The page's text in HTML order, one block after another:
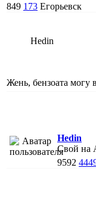
849 173 Егорьевск
Hedin
Жень, бензоата могу
Hedin
Свой на
9592